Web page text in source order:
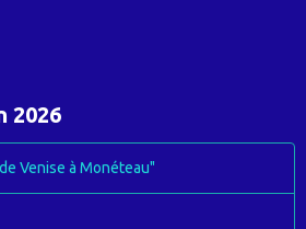
2026
Venise à Monéteau"